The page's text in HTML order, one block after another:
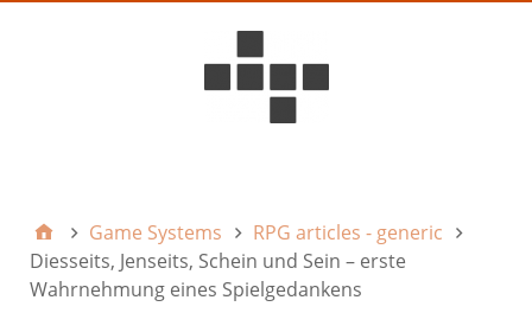
Game Systems
RPG articles - generic
Diesseits, Jenseits, Schein und Sein – erste
Wahrnehmung eines Spielgedankens